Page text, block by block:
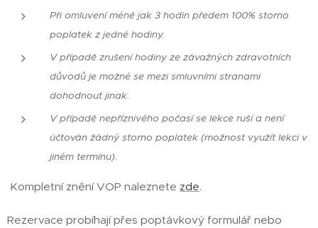
Při omluvení méně jak 3 hodin předem 100% storno
poplatek z jedné hodiny.
V případě zrušení hodiny ze závažných zdravotních
důvodů je možné se mezi smluvními stranami
dohodnout jinak.
V případě nepříznivého počasí se lekce ruší a není
účtován žádný storno poplatek (možnost využít lekci v
jiném termínu).
Kompletní znění VOP naleznete zde.
Rezervace probíhají přes poptávkový formulář nebo